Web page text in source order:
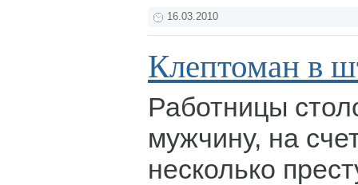
16.03.2010
Клептоман в
Работницы
мужчину, на
несколько